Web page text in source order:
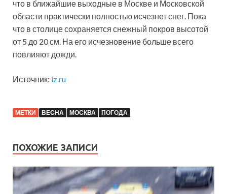
что в ближайшие выходные в Москве и Московской
области практически полностью исчезнет снег. Пока
что в столице сохраняется снежный покров высотой
от 5 до 20 см. На его исчезновение больше всего
повлияют дожди.
Источник: iz.ru
МЕТКИ ВЕСНА МОСКВА ПОГОДА
ПОХОЖИЕ ЗАПИСИ